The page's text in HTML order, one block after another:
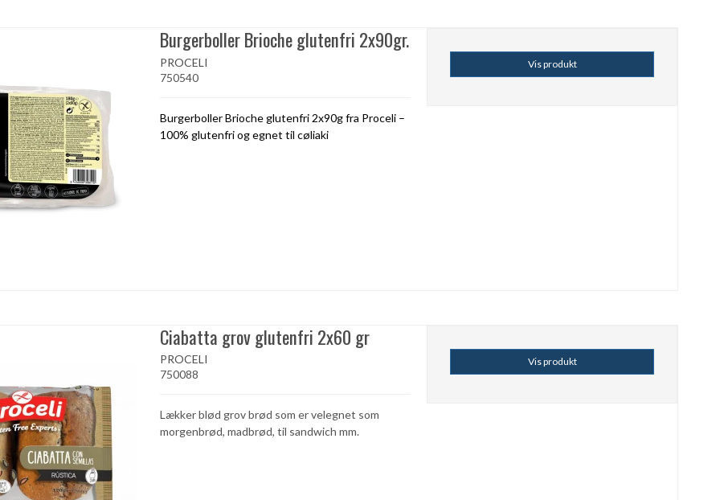
Burgerboller Brioche glutenfri 2x90gr.
PROCELI
750540
Burgerboller Brioche glutenfri 2x90g fra Proceli –
100% glutenfri og egnet til cøliaki
Vis produkt
Ciabatta grov glutenfri 2x60 gr
PROCELI
750088
Lækker blød grov brød som er velegnet som
morgenbrød, madbrød, til sandwich mm.
Vis produkt